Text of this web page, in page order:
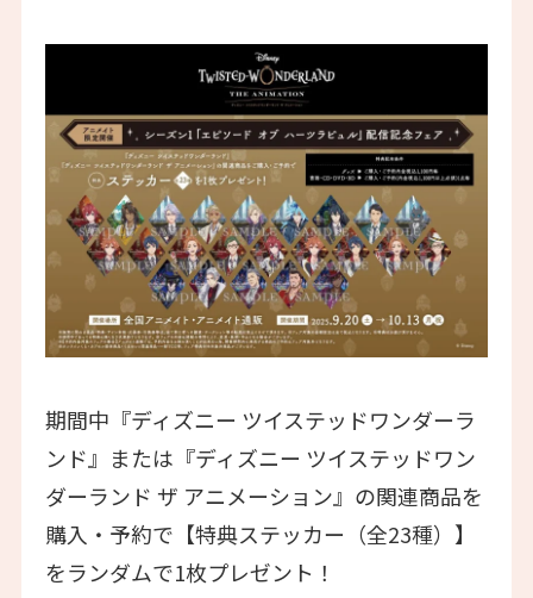
期間中『ディズニー ツイステッドワンダーラ
ンド』または『ディズニー ツイステッドワン
ダーランド ザ アニメーション』の関連商品を
購入・予約で【特典ステッカー（全23種）】
をランダムで1枚プレゼント！